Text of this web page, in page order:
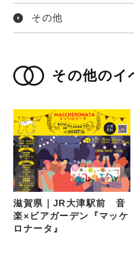
その他
その他のイ
滋賀県｜JR大津駅前 音
楽×ビアガーデン『マッケ
ロナータ』